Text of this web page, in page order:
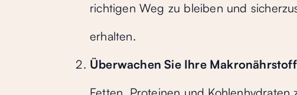
richtigen Weg zu bleiben und
erhalten.
Überwachen Sie Ihre